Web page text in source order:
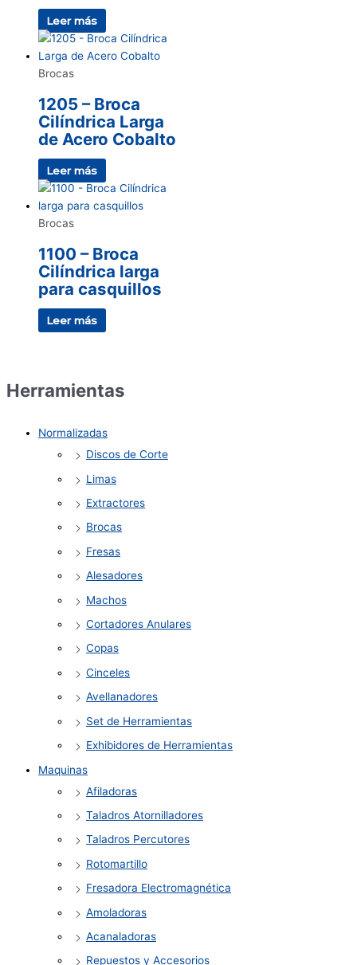
Leer más
Brocas
1205 – Broca
Cilíndrica Larga
de Acero Cobalto
Leer más
Brocas
1100 – Broca
Cilíndrica larga
para casquillos
Leer más
Herramientas
Normalizadas
Discos de Corte
Limas
Extractores
Brocas
Fresas
Alesadores
Machos
Cortadores Anulares
Copas
Cinceles
Avellanadores
Set de Herramientas
Exhibidores de Herramientas
Maquinas
Afiladoras
Taladros Atornilladores
Taladros Percutores
Rotomartillo
Fresadora Electromagnética
Amoladoras
Acanaladoras
Repuestos y Accesorios